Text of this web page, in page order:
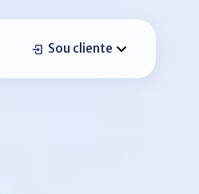
Sou cliente